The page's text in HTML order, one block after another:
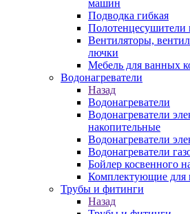
машин
Подводка гибкая
Вентиляторы,
лючки
Мебель для ванных
Водонагреватели
Назад
Водонагреватели
Водонагреватели
накопительные
Водонагреватели
Водонагреватели
Бойлер косвенного
Комплектующие для
Трубы и фитинги
Назад